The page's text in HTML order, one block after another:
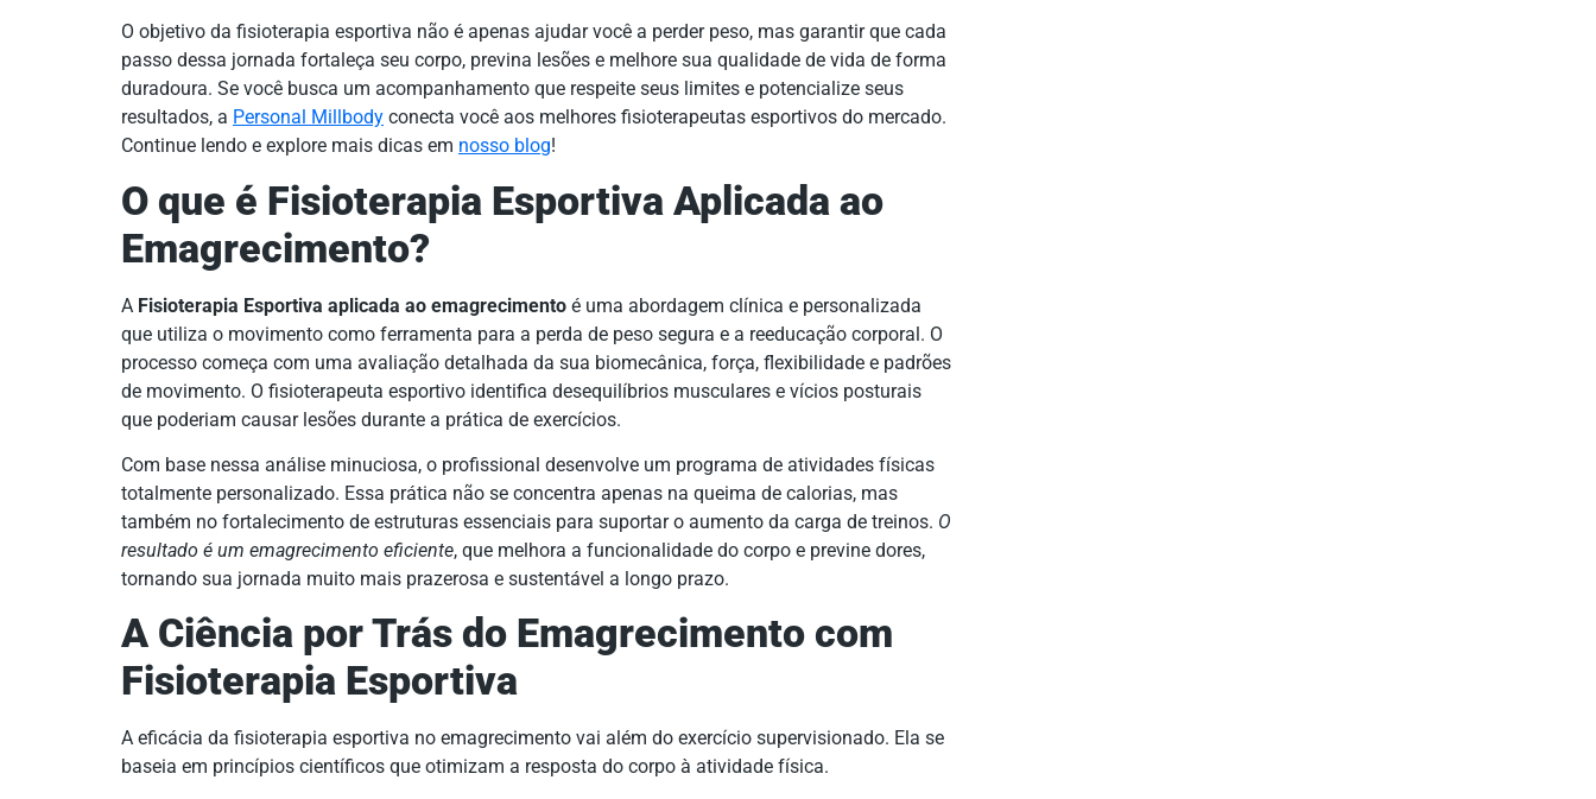
O objetivo da fisioterapia esportiva não é apenas ajudar você a perder peso, mas garantir que cada
passo dessa jornada fortaleça seu corpo, previna lesões e melhore sua qualidade de vida de forma
duradoura. Se você busca um acompanhamento que respeite seus limites e potencialize seus
resultados, a Personal Millbody conecta você aos melhores fisioterapeutas esportivos do mercado.
Continue lendo e explore mais dicas em nosso blog!
O que é Fisioterapia Esportiva Aplicada ao
Emagrecimento?
A Fisioterapia Esportiva aplicada ao emagrecimento é uma abordagem clínica e personalizada
que utiliza o movimento como ferramenta para a perda de peso segura e a reeducação corporal. O
processo começa com uma avaliação detalhada da sua biomecânica, força, flexibilidade e padrões
de movimento. O fisioterapeuta esportivo identifica desequilíbrios musculares e vícios posturais
que poderiam causar lesões durante a prática de exercícios.
Com base nessa análise minuciosa, o profissional desenvolve um programa de atividades físicas
totalmente personalizado. Essa prática não se concentra apenas na queima de calorias, mas
também no fortalecimento de estruturas essenciais para suportar o aumento da carga de treinos. O
resultado é um emagrecimento eficiente, que melhora a funcionalidade do corpo e previne dores,
tornando sua jornada muito mais prazerosa e sustentável a longo prazo.
A Ciência por Trás do Emagrecimento com
Fisioterapia Esportiva
A eficácia da fisioterapia esportiva no emagrecimento vai além do exercício supervisionado. Ela se
baseia em princípios científicos que otimizam a resposta do corpo à atividade física.